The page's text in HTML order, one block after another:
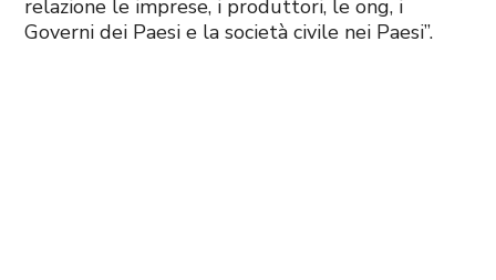
relazione le imprese, i produttori, le ong, i
Governi dei Paesi e la società civile nei Paesi”.